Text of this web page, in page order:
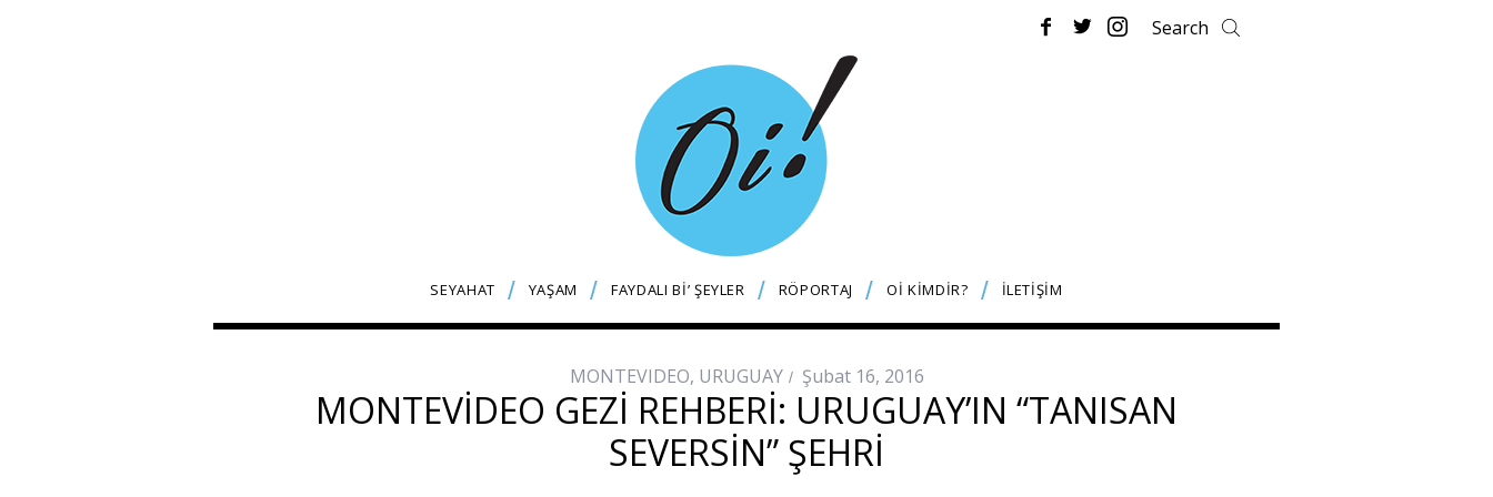
SEYAHAT YAŞAM FAYDALI Bİ’ ŞEYLER RÖPORTAJ Oİ KİMDİR? İLETİŞİM
MONTEVIDEO, URUGUAY Şubat 16, 2016
MONTEVIDEO GEZI REHBERI: URUGUAY’IN “TANISAN
SEVERSIN” ŞEHRI